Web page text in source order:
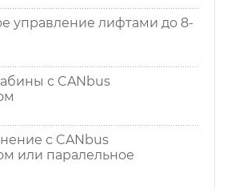
управление лифтами до 8-
с CANbus
с CANbus
или паралельное